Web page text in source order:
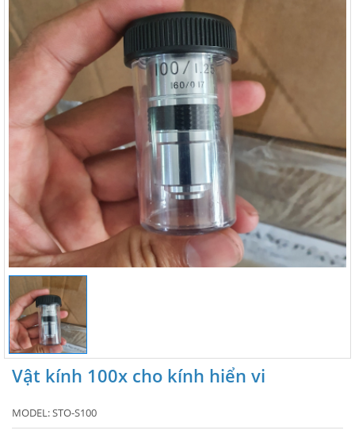
Vật kính 100x cho kính hiển vi
MODEL:STO-S100